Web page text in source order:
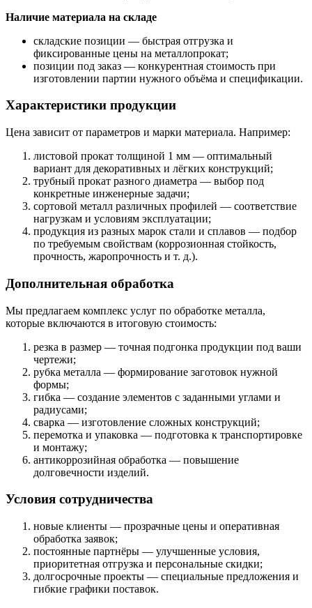
Наличие материала на складе
складские позиции — быстрая отгрузка и
фиксированные цены на металлопрокат;
позиции под заказ — конкурентная стоимость при
изготовлении партии нужного объёма и спецификации.
Характеристики продукции
Цена зависит от параметров и марки материала. Например:
листовой прокат толщиной 1 мм — оптимальный
вариант для декоративных и лёгких конструкций;
трубный прокат разного диаметра — выбор под
конкретные инженерные задачи;
сортовой металл различных профилей — соответствие
нагрузкам и условиям эксплуатации;
продукция из разных марок стали и сплавов — подбор
по требуемым свойствам (коррозионная стойкость,
прочность, жаропрочность и т. д.).
Дополнительная обработка
Мы предлагаем комплекс услуг по обработке металла,
которые включаются в итоговую стоимость:
резка в размер — точная подгонка продукции под ваши
чертежи;
рубка металла — формирование заготовок нужной
формы;
гибка — создание элементов с заданными углами и
радиусами;
сварка — изготовление сложных конструкций;
перемотка и упаковка — подготовка к транспортировке
и монтажу;
антикоррозийная обработка — повышение
долговечности изделий.
Условия сотрудничества
новые клиенты — прозрачные цены и оперативная
обработка заявок;
постоянные партнёры — улучшенные условия,
приоритетная отгрузка и персональные скидки;
долгосрочные проекты — специальные предложения и
гибкие графики поставок.